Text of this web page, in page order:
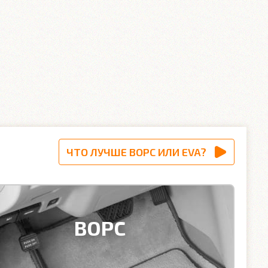
ЧТО ЛУЧШЕ ВОРС ИЛИ EVA?
ВОРС